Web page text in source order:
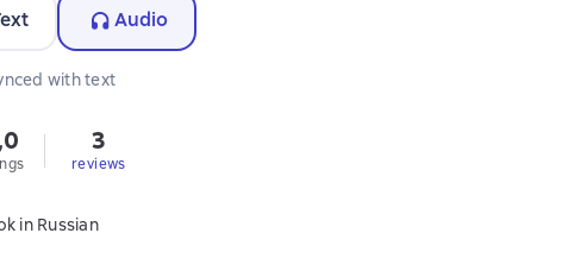
Audio
with text
3
reviews
in Russian